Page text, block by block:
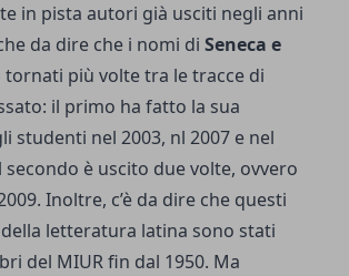
in pista autori già usciti negli anni
da dire che i nomi di Seneca e
tornati più volte tra le tracce di
il primo ha fatto la sua
studenti nel 2003, nl 2007 e nel
secondo è uscito due volte, ovvero
Inoltre, c’è da dire che questi
letteratura latina sono stati
del MIUR fin dal 1950. Ma